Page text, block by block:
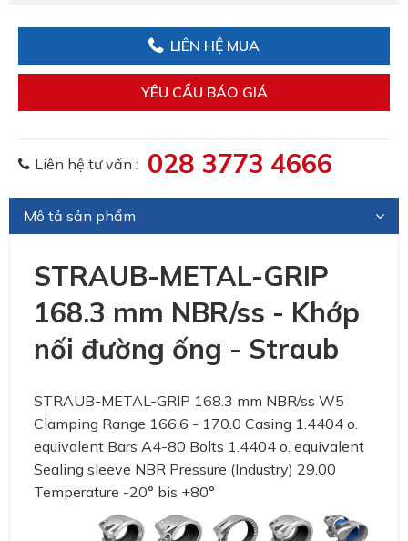
LIÊN HỆ MUA
YÊU CẦU BÁO GIÁ
Liên hệ tư vấn : 028 3773 4666
Mô tả sản phẩm
STRAUB-METAL-GRIP
168.3 mm NBR/ss - Khớp
nối đường ống - Straub
STRAUB-METAL-GRIP 168.3 mm NBR/ss W5
Clamping Range 166.6 - 170.0 Casing 1.4404 o.
equivalent Bars A4-80 Bolts 1.4404 o. equivalent
Sealing sleeve NBR Pressure (Industry) 29.00
Temperature -20° bis +80°